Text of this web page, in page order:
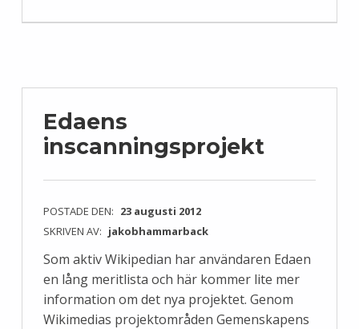
Edaens
inscanningsprojekt
POSTADE DEN: 23 augusti 2012
SKRIVEN AV: jakobhammarback
Som aktiv Wikipedian har användaren Edaen
en lång meritlista och här kommer lite mer
information om det nya projektet. Genom
Wikimedias projektområden Gemenskapens